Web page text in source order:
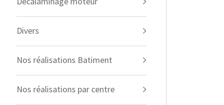
Divers
Nos réalisations Batiment
Nos réalisations par centre